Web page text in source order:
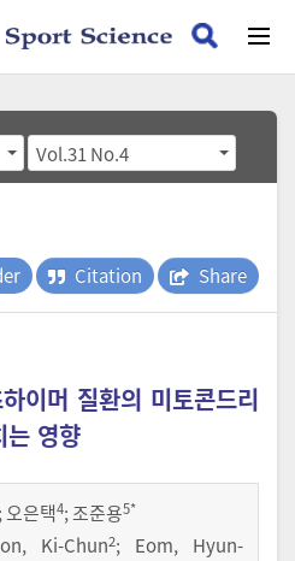
Vol.31 No.4
Citation Share
이머 질환의 미토콘드리
는 영향
;오은택4;조준용5*
Ki-Chun2; Eom, Hyun-